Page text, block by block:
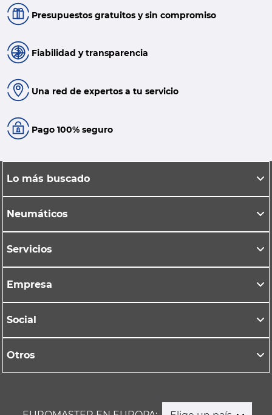
Presupuestos gratuitos y sin compromiso
Fiabilidad y transparencia
Una red de expertos a tu servicio
Pago 100% seguro
Lo más buscado
Neumáticos
Servicios
Empresa
Social
Otros